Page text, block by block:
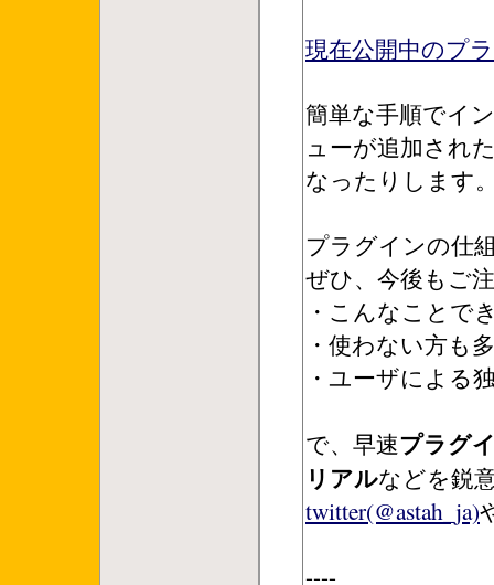
現在公開中のプ
簡単な手順でイ
ューが追加され
なったりします
プラグインの仕
ぜひ、今後もご
・こんなことで
・使わない方も
・ユーザによる
で、早速プラグ
リアルなどを鋭
twitter(@astah_ja)
----